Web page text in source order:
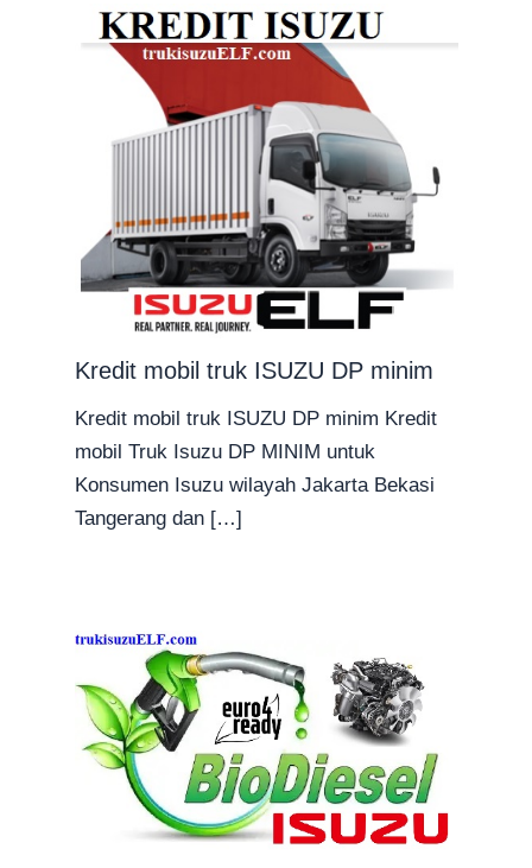
Kredit mobil truk ISUZU DP minim
Kredit mobil truk ISUZU DP minim Kredit
mobil Truk Isuzu DP MINIM untuk
Konsumen Isuzu wilayah Jakarta Bekasi
Tangerang dan […]